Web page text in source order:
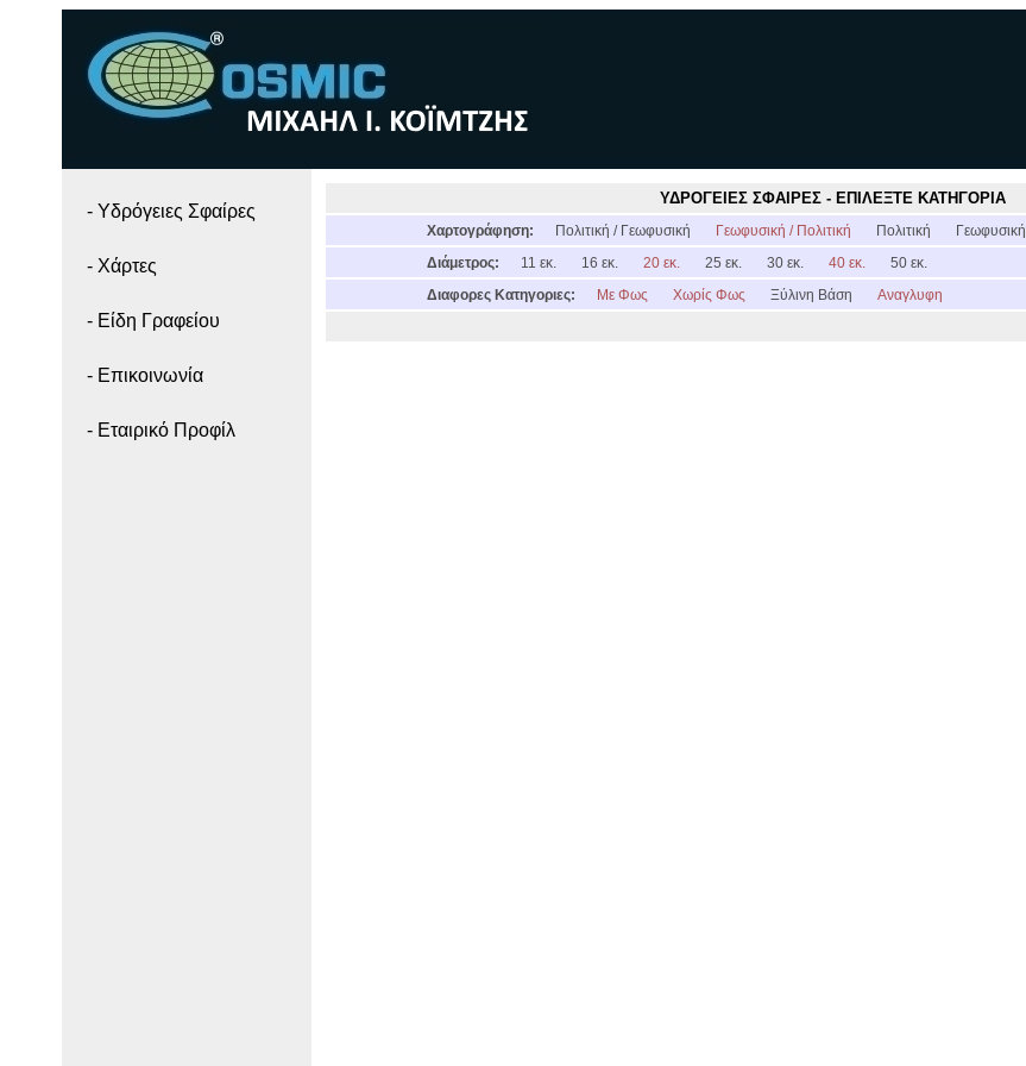
- Yδρόγειες Σφαίρες
- Χάρτες
- Είδη Γραφείου
- Επικοινωνία
- Εταιρικό Προφίλ
ΥΔΡΟΓΕΙΕΣ ΣΦΑΙΡΕΣ - ΕΠΙΛΕΞΤΕ ΚΑΤΗΓΟΡΙΑ
Χαρτογράφηση: Πολιτική / Γεωφυσική Γεωφυσική / Πολιτική Πολιτική Γεωφυσική
Διάμετρος:
11 εκ. 16 εκ. 20 εκ. 25 εκ. 30 εκ. 40 εκ.
50 εκ.
Διαφορες Κατηγοριες:
Με Φως Χωρίς Φως Ξύλινη Βάση Αναγλυφη